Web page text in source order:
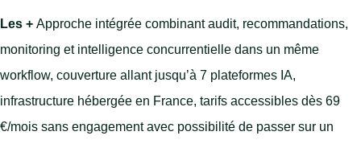
Les + Approche intégrée combinant audit, recommandations,
monitoring et intelligence concurrentielle dans un même
workflow, couverture allant jusqu’à 7 plateformes IA,
infrastructure hébergée en France, tarifs accessibles dès 69
€/mois sans engagement avec possibilité de passer sur un